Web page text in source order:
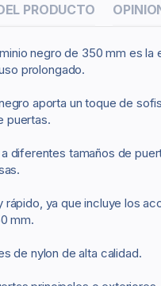
PRODUCTO
negro de 350 mm es
prolongado.
aporta un toque de
puertas.
diferentes tamaños de
rápido, ya que incluye los
mm.
de nylon de alta calidad.